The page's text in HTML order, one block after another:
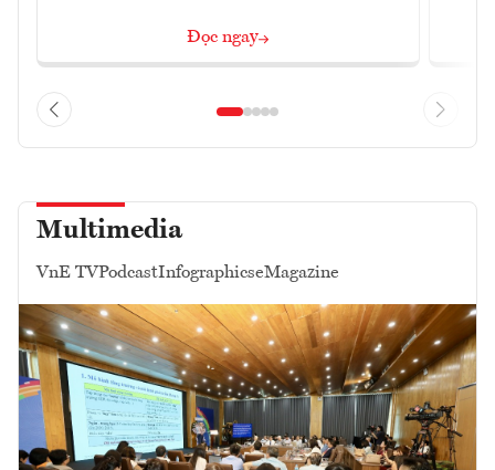
Đọc ngay
Multimedia
VnE TVPodcastInfographicseMagazine